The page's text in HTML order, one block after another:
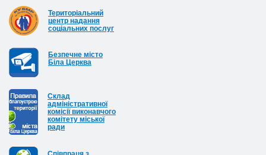
Територіальний
центр надання
соціальних послуг
Безпечне місто
Біла Церква
Cклад
адміністративної
комісії виконавчого
комітету міської
ради